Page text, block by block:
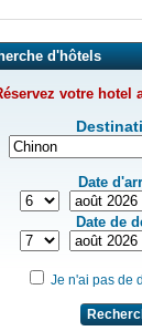
d'hôtels
votre hotel
Date
Date de
Je n'ai pas de